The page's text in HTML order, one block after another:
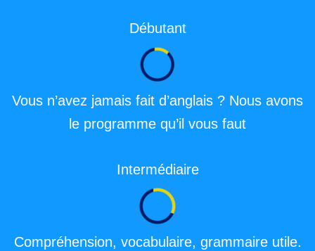
Débutant
Vous n’avez jamais fait d’anglais ? Nous avons
le programme qu’il vous faut
Intermédiaire
Compréhension, vocabulaire, grammaire utile.